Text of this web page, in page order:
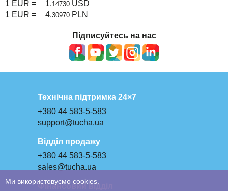
1 EUR =
1.14730 USD
1 EUR =
4.30970 PLN
Підписуйтесь на нас
Технічна підтримка 24×7
+380 44 583-5-583
support@tucha.ua
Відділ продажу
+380 44 583-5-583
sales@tucha.ua
Фінансовий відділ
Ми використовуємо cookies.